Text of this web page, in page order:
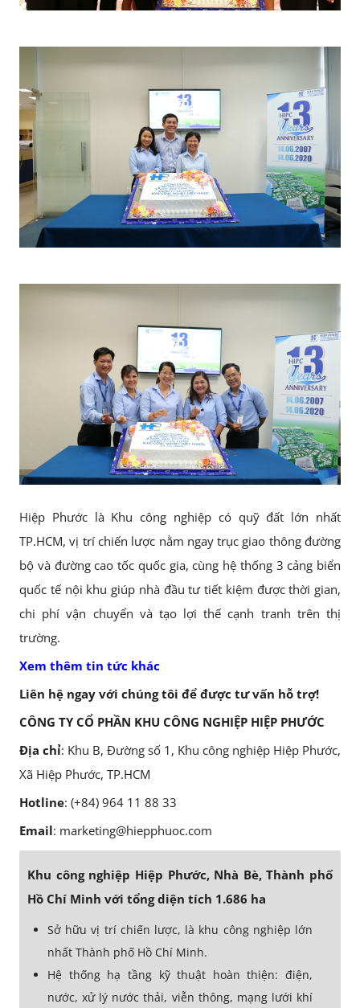
Hiệp Phước là Khu công nghiệp có quỹ đất lớn nhất
TP.HCM, vị trí chiến lược nằm ngay trục giao thông đường
bộ và đường cao tốc quốc gia, cùng hệ thống 3 cảng biển
quốc tế nội khu giúp nhà đầu tư tiết kiệm được thời gian,
chi phí vận chuyển và tạo lợi thế cạnh tranh trên thị
trường.
Xem thêm tin tức khác
Liên hệ ngay với chúng tôi để được tư vấn hỗ trợ!
CÔNG TY CỔ PHẦN KHU CÔNG NGHIỆP HIỆP PHƯỚC
Địa chỉ: Khu B, Đường số 1, Khu công nghiệp Hiệp Phước,
Xã Hiệp Phước, TP.HCM
Hotline: (+84) 964 11 88 33
Email: marketing@hiepphuoc.com
Khu công nghiệp Hiệp Phước, Nhà Bè, Thành phố
Hồ Chí Minh với tổng diện tích 1.686 ha
Sở hữu vị trí chiến lược, là khu công nghiệp lớn
nhất Thành phố Hồ Chí Minh.
Hệ thống hạ tầng kỹ thuật hoàn thiện: điện,
nước, xử lý nước thải, viễn thông, mạng lưới khí